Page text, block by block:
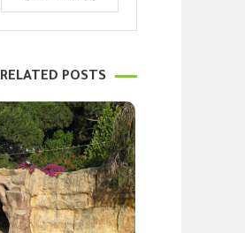
RELATED POSTS